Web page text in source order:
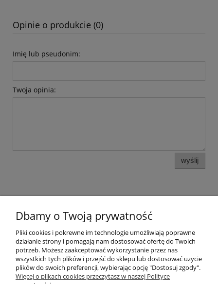
Opinie o produkcie (0)
Imię lub pseudonim:
Twoja opinia:
wyślij
Pomoc
Moje konto
Płatności i dostawa
Dbamy o Twoją prywatność
Pliki cookies i pokrewne im technologie umożliwiają poprawne
działanie strony i pomagają nam dostosować ofertę do Twoich
potrzeb. Możesz zaakceptować wykorzystanie przez nas
wszystkich tych plików i przejść do sklepu lub dostosować użycie
plików do swoich preferencji, wybierając opcję "Dostosuj zgody".
Więcej o plikach cookies przeczytasz w naszej Polityce